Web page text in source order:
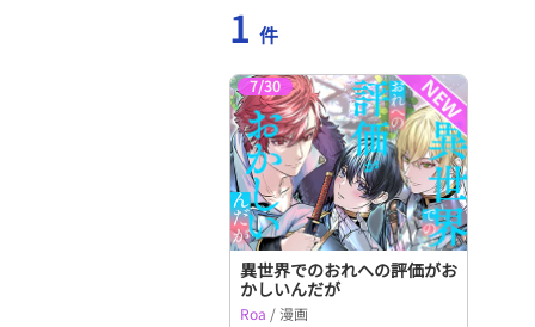
1 件
7/30
異世界でのおれへの評価がお
かしいんだが
Roa / 漫画